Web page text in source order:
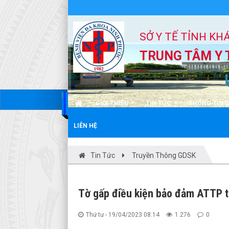
SỞ Y TẾ TỈNH
TRUNG TÂM Y
GIỚI THIỆU TIN TỨC THÔNG TIN
LIÊN HỆ
Tin Tức Truyền Thông GDSK
Tờ gấp điều kiện bảo đảm
Thứ tư - 19/04/2023 08:14 1.276 0